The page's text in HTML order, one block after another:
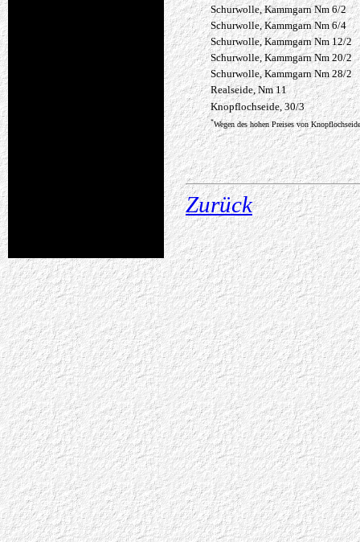
Schurwolle, Kammgarn Nm 6/2
Schurwolle, Kammgarn Nm 6/4
Schurwolle, Kammgarn Nm 12/2
Schurwolle, Kammgarn Nm 20/2
Schurwolle, Kammgarn Nm 28/2
Realseide, Nm 11
Knopflochseide, 30/3
*Wegen des hohen Preises von
Zurück